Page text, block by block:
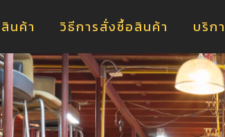
สินค้า วิธีการสั่งซื้อสินค้า บริก